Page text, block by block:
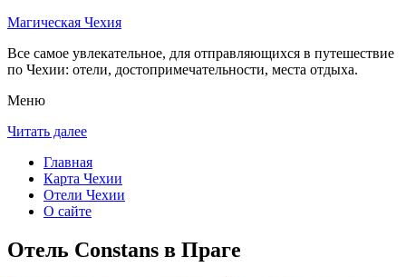
Магическая Чехия
Все самое увлекательное, для отправляющихся в путешествие
по Чехии: отели, достопримечательности, места отдыха.
Меню
Читать далее
Главная
Карта Чехии
Отели Чехии
О сайте
Отель Constans в Праге